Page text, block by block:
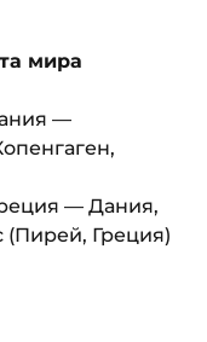
мира
—
— Дания,
(Пирей, Греция)